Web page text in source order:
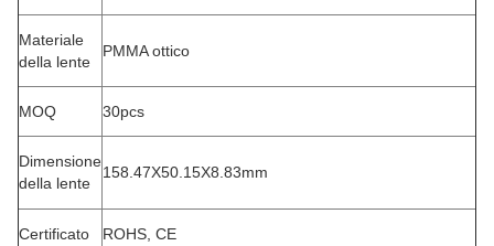
Materiale
della lente
PMMA ottico
MOQ 30pcs
Dimensione
della lente
158.47X50.15X8.83mm
Certificato ROHS, CE